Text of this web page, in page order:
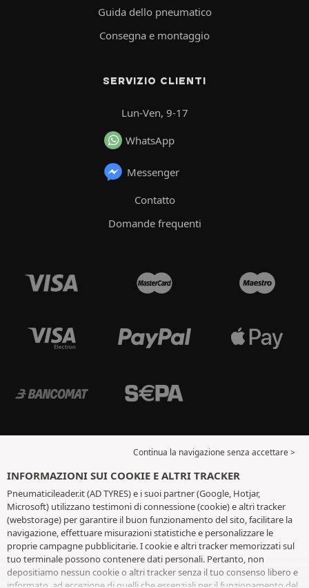
Guida dello pneumatico
Consegna e montaggio
SERVIZIO CLIENTI
Lun-Ven, 9-17
WhatsApp
Messenger
Contatto
Domande frequenti
Continua la navigazione senza accettare >
INFORMAZIONI SUI COOKIE E ALTRI TRACKER
Pneumaticileader.it (AD TYRES) e i suoi partner (Google, Hotjar,
Microsoft) utilizzano testimoni di connessione (cookie) e altri tracker
(webstorage) per garantire il buon funzionamento del sito, facilitare la
navigazione, effettuare misurazioni statistiche e personalizzare le
proprie campagne pubblicitarie. I cookie e altri tracker memorizzati sul
tuo terminale possono contenere dati personali. Pertanto, non
depositiamo nessun cookie o altri tracker senza il tuo consenso libero e
informato, ad eccezione di quelli che essenziali per il funzionamento del